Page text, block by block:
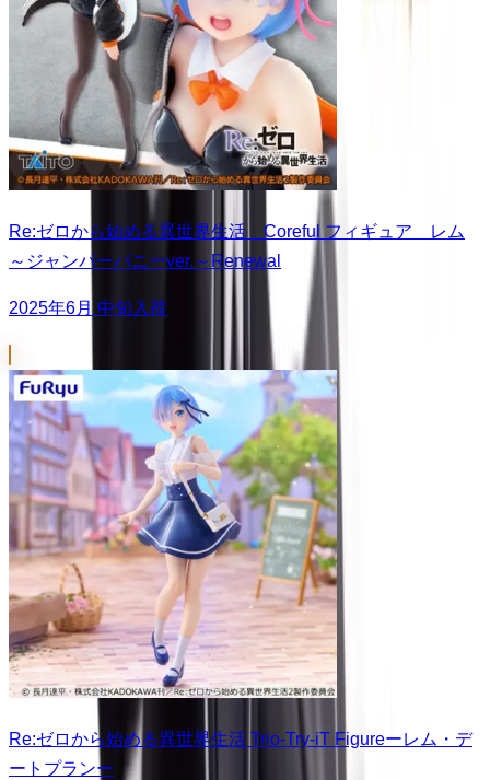
Re:ゼロから始める異世界生活 Coreful フィギュア レム
～ジャンパーバニーver.～Renewal
2025年6月 中旬入荷
Re:ゼロから始める異世界生活 Trio-Try-iT Figureーレム・デ
ートプランー